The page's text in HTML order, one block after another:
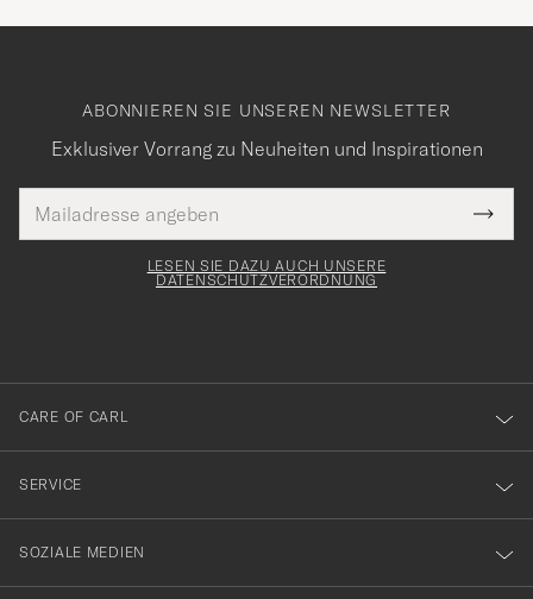
ABONNIEREN SIE UNSEREN NEWSLETTER
Exklusiver Vorrang zu Neuheiten und Inspirationen
Mail
Adresse
Tack
för
dig
till
vårt
nyhetsbrev!
LESEN SIE DAZU AUCH UNSERE
DATENSCHUTZVERORDNUNG
CARE OF CARL
SERVICE
SOZIALE MEDIEN